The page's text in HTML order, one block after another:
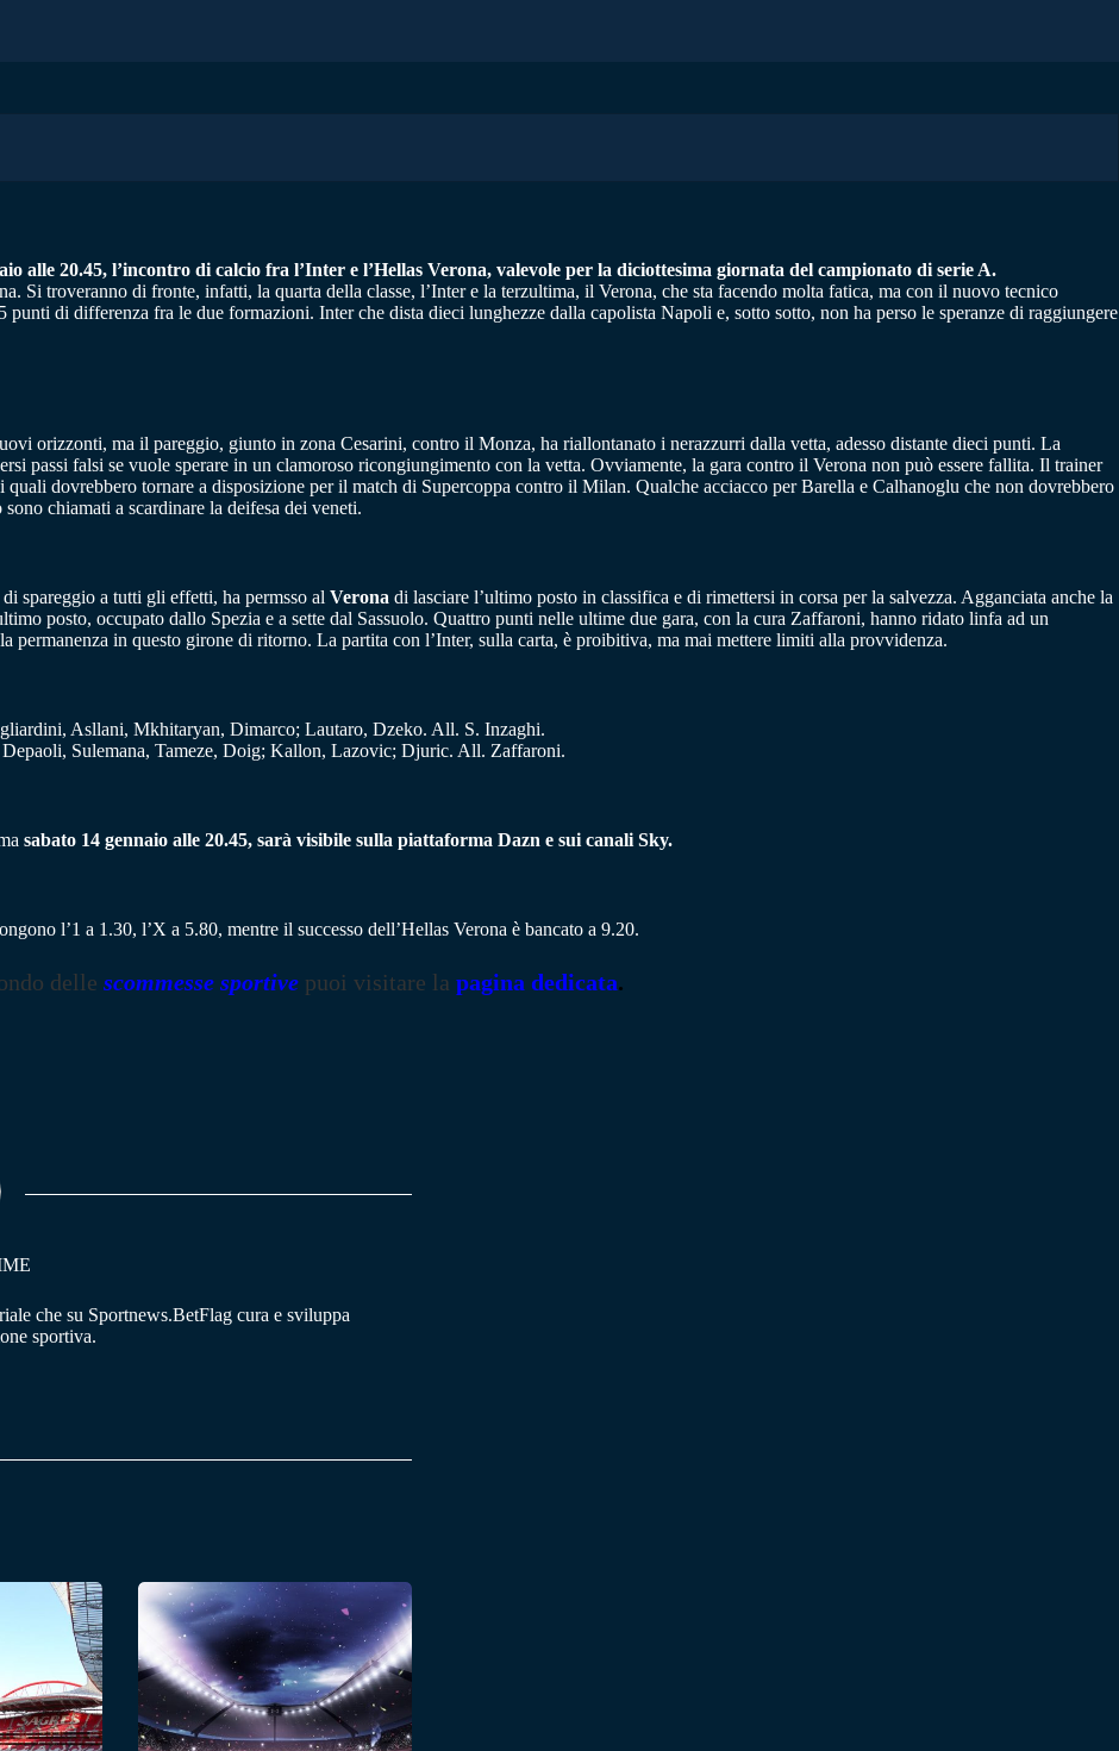
alle 20.45, l’incontro di calcio fra l’Inter e l’Hellas Verona, valevole per la diciottesima giornata del campionato di serie A.
Si troveranno di fronte, infatti, la quarta della classe, l’Inter e la terzultima, il Verona, che sta facendo molta fatica, ma con il nuovo tecnico
di differenza fra le due formazioni. Inter che dista dieci lunghezze dalla capolista Napoli e, sotto sotto, non ha perso le speranze di raggiungere
orizzonti, ma il pareggio, giunto in zona Cesarini, contro il Monza, ha riallontanato i nerazzurri dalla vetta, adesso distante dieci punti. La
passi falsi se vuole sperare in un clamoroso ricongiungimento con la vetta. Ovviamente, la gara contro il Verona non può essere fallita. Il trainer
dovrebbero tornare a disposizione per il match di Supercoppa contro il Milan. Qualche acciacco per Barella e Calhanoglu che non dovrebbero
chiamati a scardinare la deifesa dei veneti.
spareggio a tutti gli effetti, ha permsso al Verona di lasciare l’ultimo posto in classifica e di rimettersi in corsa per la salvezza. Agganciata anche la
posto, occupato dallo Spezia e a sette dal Sassuolo. Quattro punti nelle ultime due gara, con la cura Zaffaroni, hanno ridato linfa ad un
permanenza in questo girone di ritorno. La partita con l’Inter, sulla carta, è proibitiva, ma mai mettere limiti alla provvidenza.
Asllani, Mkhitaryan, Dimarco; Lautaro, Dzeko. All. S. Inzaghi.
Sulemana, Tameze, Doig; Kallon, Lazovic; Djuric. All. Zaffaroni.
sabato 14 gennaio alle 20.45, sarà visibile sulla piattaforma Dazn e sui canali Sky.
l’1 a 1.30, l’X a 5.80, mentre il successo dell’Hellas Verona è bancato a 9.20.
delle scommesse sportive puoi visitare la pagina dedicata.
che su Sportnews.BetFlag cura e sviluppa
sportiva.